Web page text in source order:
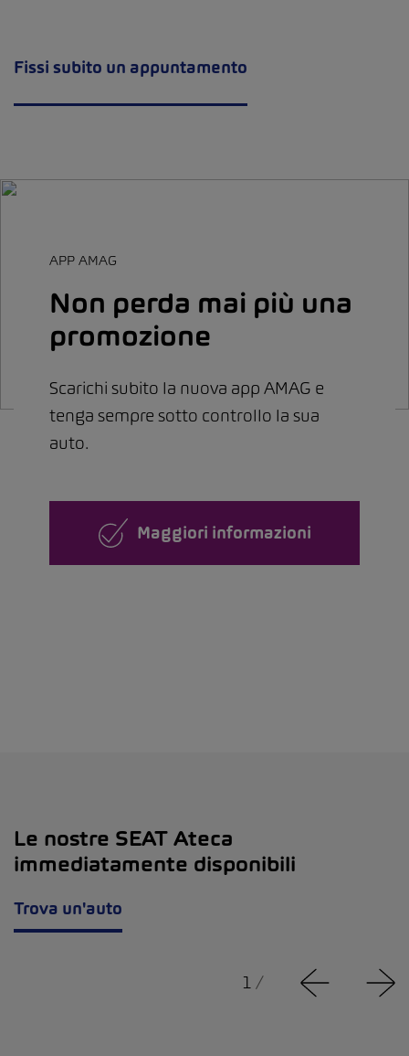
Fissi subito un appuntamento
APP AMAG
Non perda mai più una
promozione
Scarichi subito la nuova app AMAG e
tenga sempre sotto controllo la sua
auto.
Maggiori informazioni
Le nostre SEAT Ateca
immediatamente disponibili
Trova un'auto
1 /